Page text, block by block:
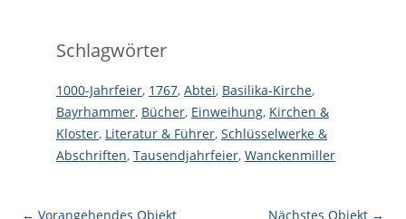
Schlagwörter
1000-Jahrfeier, 1767, Abtei, Basilika-Kirche,
Bayrhammer, Bücher, Einweihung, Kirchen &
Kloster, Literatur & Führer, Schlüsselwerke &
Abschriften, Tausendjahrfeier, Wanckenmiller
← Vorangehendes Objekt Nächstes Objekt →